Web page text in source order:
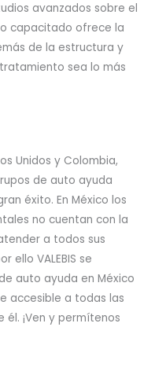
avanzados sobre el
capacitado ofrece la
de la estructura y
sea lo más
Unidos y Colombia,
de auto ayuda
éxito. En México los
no cuentan con la
a todos sus
ello VALEBIS se
auto ayuda en México
accesible a todas las
¡Ven y permítenos